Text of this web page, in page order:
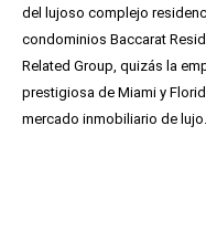
del lujoso complejo
condominios Baccarat
Related Group, quizás la
prestigiosa de Miami y
mercado inmobiliario de lujo.